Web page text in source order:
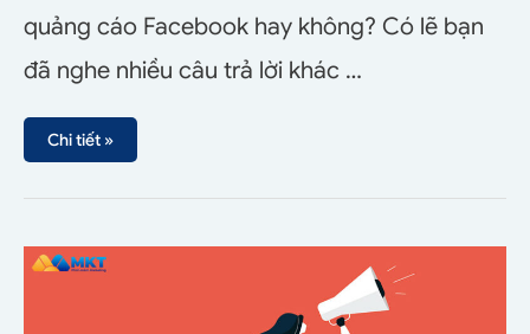
quảng cáo Facebook hay không? Có lẽ bạn
đã nghe nhiều câu trả lời khác …
Chi tiết »